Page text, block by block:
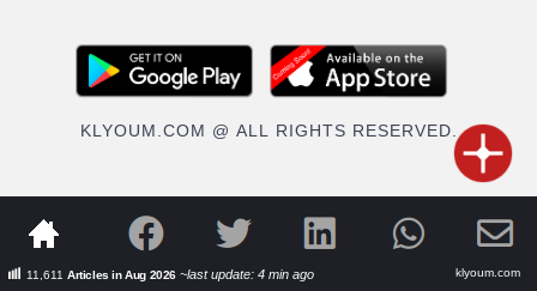
KLYOUM.COM @ ALL RIGHTS RESERVED.
11,611 Articles in Aug 2026~last update: 4 min ago klyoum.com